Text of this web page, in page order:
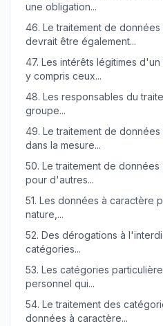
une obligation...
46. Le traitement de
devrait être également...
47. Les intérêts légitimes
y compris ceux...
48. Les responsables du
groupe...
49. Le traitement de
dans la mesure...
50. Le traitement de
pour d'autres...
51. Les données à caractère
nature,...
52. Des dérogations à
catégories...
53. Les catégories
personnel qui...
54. Le traitement des
données à caractère...